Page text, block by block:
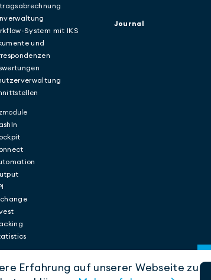
System mit IKS
und
Journal
Erfahrung auf unserer Webseite zu